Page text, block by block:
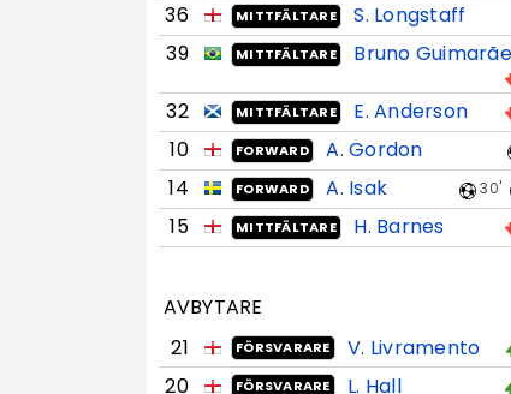
36
MITTFÄLTARE
S. Longstaff
39
MITTFÄLTARE Bruno
32 MITTFÄLTARE E. Anderson
10 FORWARD A. Gordon
14 FORWARD A. Isak 30'
15 MITTFÄLTARE H. Barnes
AVBYTARE
21
FÖRSVARARE V. Livramento
20 FÖRSVARARE L. Hall